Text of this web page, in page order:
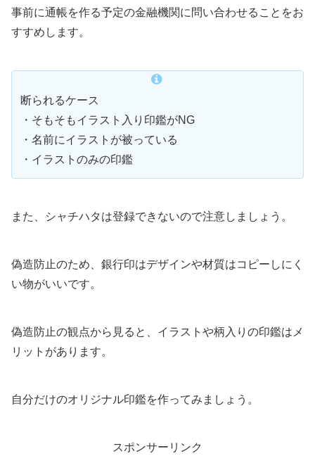
事前に通帳を作る予定の金融機関に問い合わせることをお
すすめします。
断られるケース
・そもそもイラスト入り印鑑がNG
・名前にイラストが被っている
・イラストのみの印鑑
また、シャチハタは登録できないので注意しましょう。
偽造防止のため、銀行印はデザインや材質はコピーしにく
い物がいいです。
偽造防止の観点から見ると、イラストや柄入りの印鑑はメ
リットがあります。
自分だけのオリジナル印鑑を作ってみましょう。
スポンサーリンク